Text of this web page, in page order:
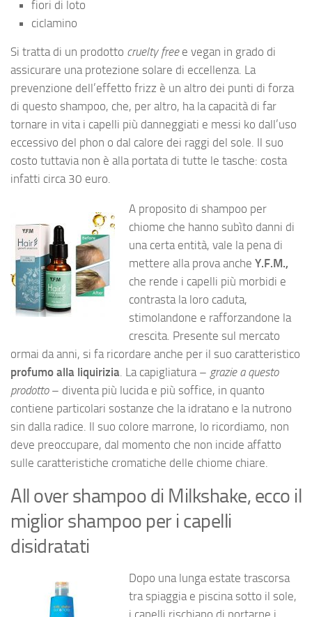
fiori di loto
ciclamino
Si tratta di un prodotto cruelty freee vegan in grado di
assicurare una protezione solare di eccellenza. La
prevenzione dell’effetto frizz è un altro dei punti di forza
di questo shampoo, che, per altro, ha la capacità di far
tornare in vita i capelli più danneggiati e messi ko dall’uso
eccessivo del phon o dal calore dei raggi del sole. Il suo
costo tuttavia non è alla portata di tutte le tasche: costa
infatti circa 30 euro.
A proposito di shampoo per
chiome che hanno subìto danni di
una certa entità, vale la pena di
mettere alla prova anche Y.F.M.,
che rende i capelli più morbidi e
contrasta la loro caduta,
stimolandone e rafforzandone la
crescita. Presente sul mercato
ormai da anni, si fa ricordare anche per il suo caratteristico
profumo alla liquirizia. La capigliatura – grazie a questo
prodotto– diventa più lucida e più soffice, in quanto
contiene particolari sostanze che la idratano e la nutrono
sin dalla radice. Il suo colore marrone, lo ricordiamo, non
deve preoccupare, dal momento che non incide affatto
sulle caratteristiche cromatiche delle chiome chiare.
All over shampoo di Milkshake, ecco il
miglior shampoo per i capelli
disidratati
Dopo una lunga estate trascorsa
tra spiaggia e piscina sotto il sole,
i capelli rischiano di portarne i